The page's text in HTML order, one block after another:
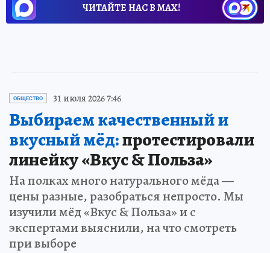
ЧИТАЙТЕ НАС В МАХ!
ОБЩЕСТВО 31 июля 2026 7:46
Выбираем качественный и
вкусный мёд:протестировали
линейку «Вкус & Польза»
На полках много натурального мёда —
цены разные, разобраться непросто. Мы
изучили мёд «Вкус & Польза» и с
экспертами выяснили, на что смотреть
при выборе